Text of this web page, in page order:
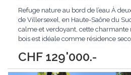
CHF 129'000.-
Refuge nature au bord de l’eau À
de Villersexel, en Haute-Saône du
calme et verdoyant, cette charmante
bois est idéale comme résidence
magnifique terrain plat, privatif et
de 2’800 m², la propriété...